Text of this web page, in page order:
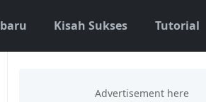
Kisah Sukses Tutorial